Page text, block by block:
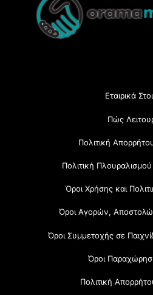
Top
Εταιρικά
Πώς
Πολιτική
Πολιτική
Όροι Χρήσης και
Όροι Αγορών,
Όροι Συμμετοχής σε
Όροι
Πολιτική